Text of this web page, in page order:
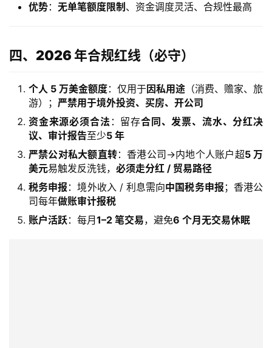
海
行
户
全
支
付
案
全
登录 注册
优势： 无单笔额度限制 、资金调度灵活、合规性最高
四、2026 年合规红线（必守）
个人 5 万美金额度：仅用于因私用途 （消费、赡家、旅
游）； 严禁用于境外投资、买房、开公司
资金来源必须合法 ：留存合同、发票、流水、分红决
议、审计报告至少5 年
严禁公对私大额直转：香港公司→内地个人账户超5 万
美元易触发反洗钱， 必须走分红 / 贸易路径
税务申报 ：境外收入 / 利息需向中国税务申报 ；香港公
司每年做账审计报税
账户活跃：每月 1–2 笔交易，避免6 个月无交易休眠